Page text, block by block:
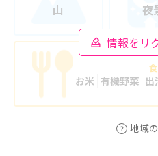
情報をリ
山 夜
食
お米 有機野菜 出
地域